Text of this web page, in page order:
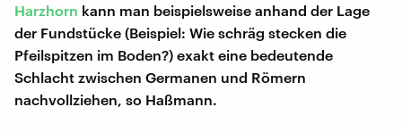
Harzhorn kann man beispielsweise anhand der Lage
der Fundstücke (Beispiel: Wie schräg stecken die
Pfeilspitzen im Boden?) exakt eine bedeutende
Schlacht zwischen Germanen und Römern
nachvollziehen, so Haßmann.